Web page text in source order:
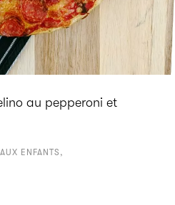
au pepperoni et
ENFANTS